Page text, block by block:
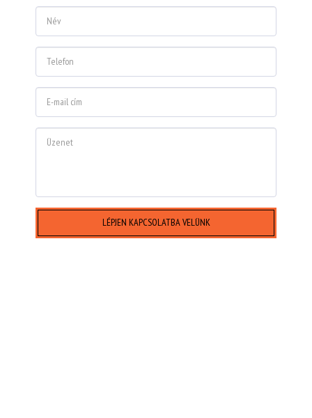
LÉPJEN KAPCSOLATBA VELÜNK